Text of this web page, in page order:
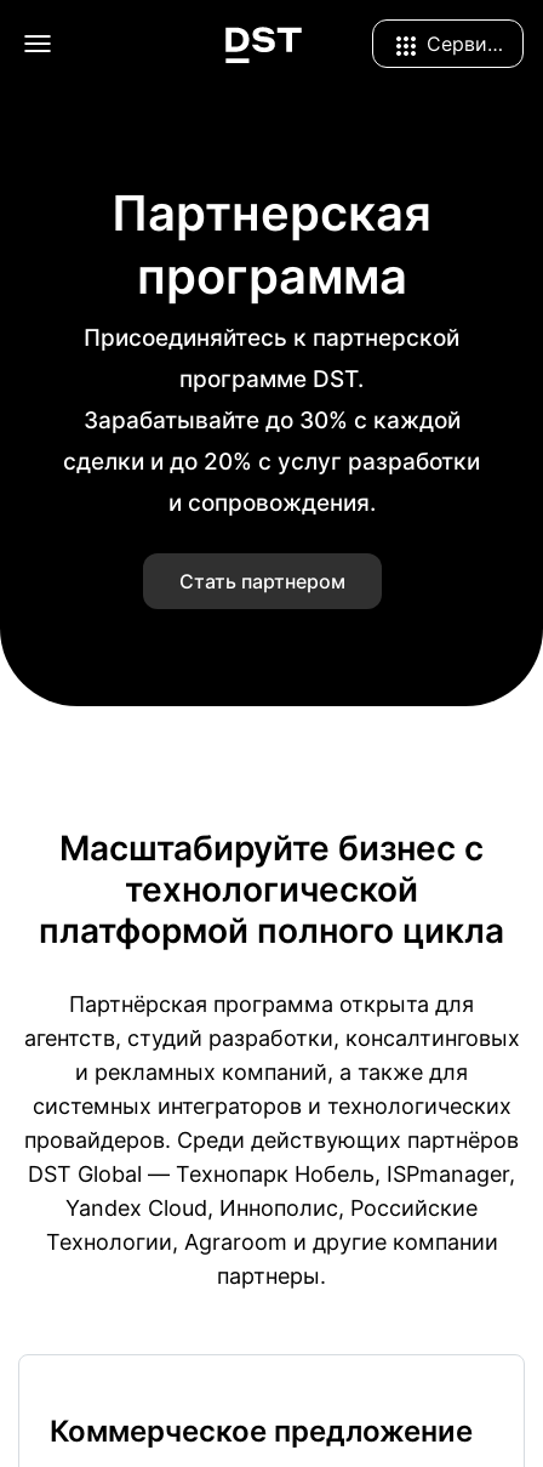
Navigation Menu Сервисы
Партнерская
программа
Присоединяйтесь к партнерской
программе DST.
Зарабатывайте до 30% с каждой
сделки и до 20% с услуг разработки
и сопровождения.
Стать партнером
Масштабируйте бизнес с
технологической
платформой полного цикла
Партнёрская программа открыта для
агентств, студий разработки, консалтинговых
и рекламных компаний, а также для
системных интеграторов и технологических
провайдеров. Среди действующих партнёров
DST Global — Технопарк Нобель, ISPmanager,
Yandex Cloud, Иннополис, Российские
Технологии, Agraroom и другие компании
партнеры.
Коммерческое предложение